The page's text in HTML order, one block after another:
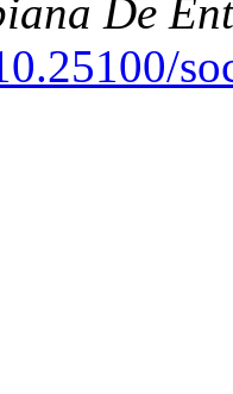
De